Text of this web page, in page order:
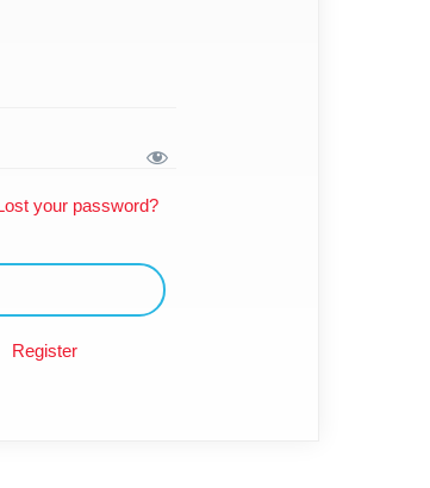
your password?
Register